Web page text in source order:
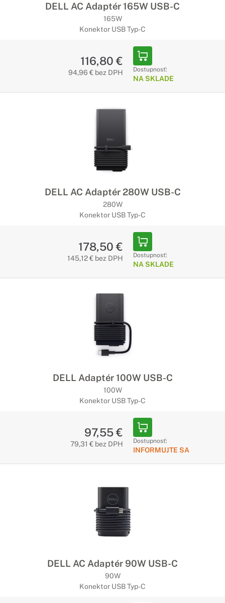
DELL AC Adaptér 165W USB-C
165W
Konektor USB Typ-C
116,80 €
94,96 € bez DPH Dostupnosť:
NA SKLADE
DELL AC Adaptér 280W USB-C
280W
Konektor USB Typ-C
178,50 €
145,12 € bez DPH Dostupnosť:
NA SKLADE
DELL Adaptér 100W USB-C
100W
Konektor USB Typ-C
97,55 €
79,31 € bez DPH Dostupnosť:
INFORMUJTE SA
DELL AC Adaptér 90W USB-C
90W
Konektor USB Typ-C